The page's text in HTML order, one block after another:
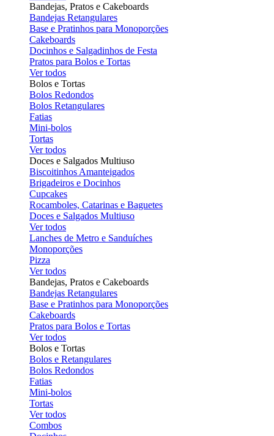
Bandejas, Pratos e Cakeboards
Bandejas Retangulares
Base e Pratinhos para Monoporções
Cakeboards
Docinhos e Salgadinhos de Festa
Pratos para Bolos e Tortas
Ver todos
Bolos e Tortas
Bolos Redondos
Bolos Retangulares
Fatias
Mini-bolos
Tortas
Ver todos
Doces e Salgados Multiuso
Biscoitinhos Amanteigados
Brigadeiros e Docinhos
Cupcakes
Rocamboles, Catarinas e Baguetes
Doces e Salgados Multiuso
Ver todos
Lanches de Metro e Sanduíches
Monoporções
Pizza
Ver todos
Bandejas, Pratos e Cakeboards
Bandejas Retangulares
Base e Pratinhos para Monoporções
Cakeboards
Pratos para Bolos e Tortas
Ver todos
Bolos e Tortas
Bolos e Retangulares
Bolos Redondos
Fatias
Mini-bolos
Tortas
Ver todos
Combos